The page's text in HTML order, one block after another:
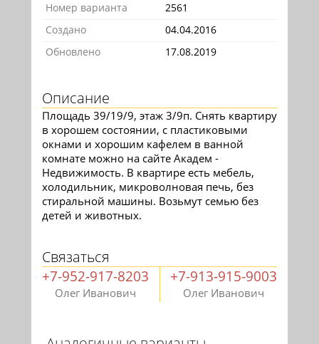
Номер варианта
2561
Создано
04.04.2016
Обновлено
17.08.2019
Описание
Площадь 39/19/9, этаж 3/9п. Снять квартиру
в хорошем состоянии, с пластиковыми
окнами и хорошим кафелем в ванной
комнате можно на сайте Академ -
Недвижимость. В квартире есть мебель,
холодильник, микроволновая печь, без
стиральной машины. Возьмут семью без
детей и животных.
Связаться
+7-952-917-8203
Олег Иванович
+7-913-915-9003
Олег Иванович